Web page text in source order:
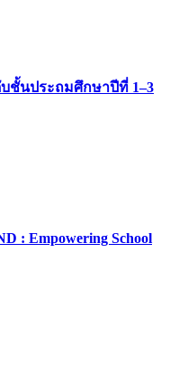
ชั้นประถมศึกษาปีที่ 1–3
: Empowering School